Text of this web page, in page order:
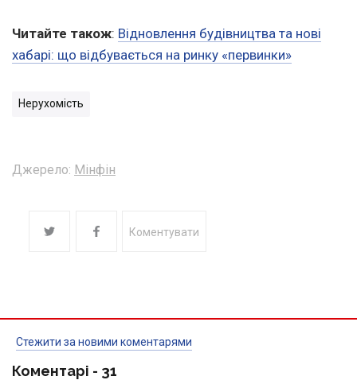
Читайте також: Відновлення будівництва та нові
хабарі: що відбувається на ринку «первинки»
Нерухомість
Джерело: Мінфін
Коментувати
Стежити за новими коментарями
Коментарі - 31